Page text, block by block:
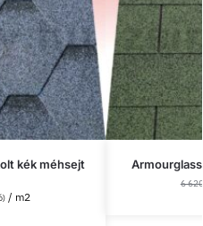
kék méhsejt
/ m2
6